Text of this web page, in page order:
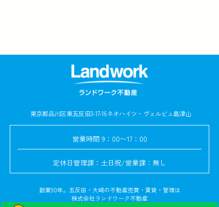
東京都品川区東五反田3-17-16ネオハイツ・ヴェルビュ島津山
営業時間 9：00〜17：00
定休日管理課：土日祝/営業課：無し
創業90年。五反田・大崎の不動産売買・賃貸・管理は
株式会社ランドワーク不動産